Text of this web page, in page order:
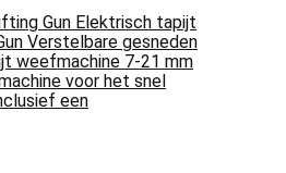
Gun Elektrisch tapijt
Verstelbare gesneden
weefmachine 7-21 mm
voor het snel
een